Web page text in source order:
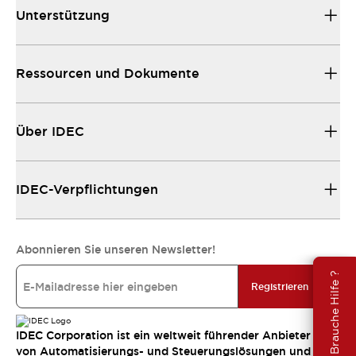
Brauche Hilfe ?
Unterstützung
Ressourcen und Dokumente
Über IDEC
IDEC-Verpflichtungen
Abonnieren Sie unseren Newsletter!
Registrieren
IDEC Corporation ist ein weltweit führender Anbieter
von Automatisierungs- und Steuerungslösungen und